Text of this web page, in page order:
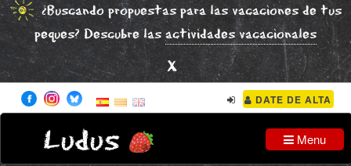
¿Buscando propuestas para las vacaciones de tus
peques? Descubre lasactividades vacacionales
x
DATE DE ALTA
Ludus Menu